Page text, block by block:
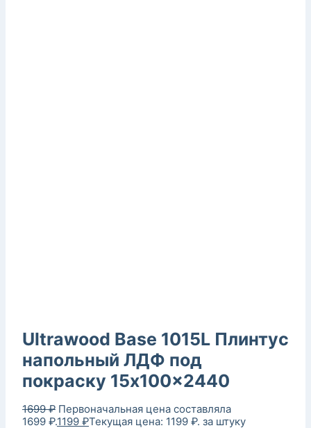
Ultrawood Base 1015L Плинтус
напольный ЛДФ под
покраску 15x100x2440
1699₽ Первоначальная цена составляла
1699 ₽.1199 ₽Текущая цена: 1199 ₽. за штуку